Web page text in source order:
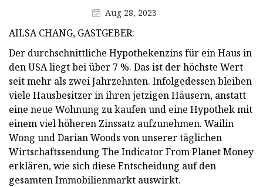
Aug 28, 2023
AILSA CHANG, GASTGEBER:
Der durchschnittliche Hypothekenzins für ein Haus in
den USA liegt bei über 7 %. Das ist der höchste Wert
seit mehr als zwei Jahrzehnten. Infolgedessen bleiben
viele Hausbesitzer in ihren jetzigen Häusern, anstatt
eine neue Wohnung zu kaufen und eine Hypothek mit
einem viel höheren Zinssatz aufzunehmen. Wailin
Wong und Darian Woods von unserer täglichen
Wirtschaftssendung The Indicator From Planet Money
erklären, wie sich diese Entscheidung auf den
gesamten Immobilienmarkt auswirkt.